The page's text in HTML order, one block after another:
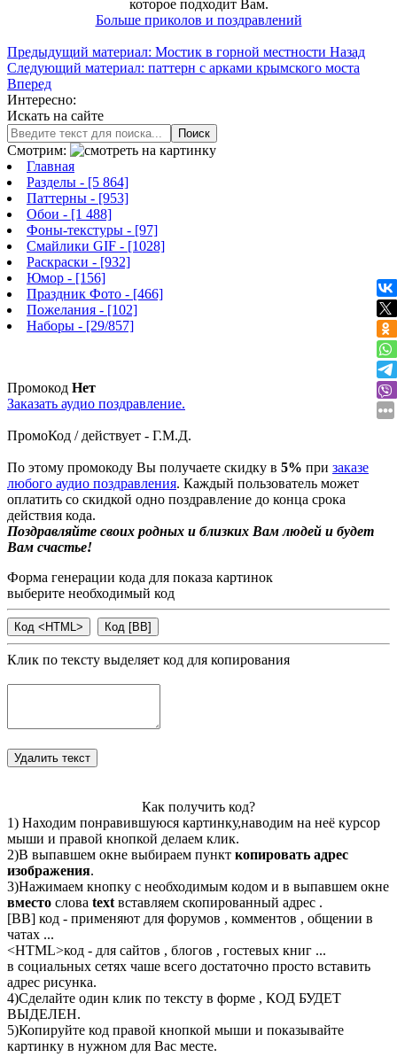
которое подходит Вам.
Больше приколов и поздравлений
Предыдущий материал: Мостик в горной местности Назад
Следующий материал: паттерн с арками крымского моста
Вперед
Интересно:
Искать на сайте
Поиск
Смотрим:
Главная
Разделы - [5 864]
Паттерны - [953]
Обои - [1 488]
Фоны-текстуры - [97]
Смайлики GIF - [1028]
Раскраски - [932]
Юмор - [156]
Праздник Фото - [466]
Пожелания - [102]
Наборы - [29/857]
Промокод Нет
Заказать аудио поздравление.
ПромоКод / действует - Г.М.Д.
По этому промокоду Вы получаете скидку в 5% при заказе
любого аудио поздравления. Каждый пользователь может
оплатить со скидкой одно поздравление до конца срока
действия кода.
Поздравляйте своих родных и близких Вам людей и будет
Вам счастье!
Форма генерации кода для показа картинок
выберите необходимый код
Клик по тексту выделяет код для копирования
Как получить код?
1) Находим понравившуюся картинку,наводим на неё курсор
мыши и правой кнопкой делаем клик.
2)В выпавшем окне выбираем пункт копировать адрес
изображения.
3)Нажимаем кнопку с необходимым кодом и в выпавшем окне
вместо слова text вставляем скопированный адрес .
[BB] код - применяют для форумов , комментов , общении в
чатах ...
<HTML>код - для сайтов , блогов , гостевых книг ...
в социальных сетях чаше всего достаточно просто вставить
адрес рисунка.
4)Сделайте один клик по тексту в форме , КОД БУДЕТ
ВЫДЕЛЕН.
5)Копируйте код правой кнопкой мыши и показывайте
картинку в нужном для Вас месте.